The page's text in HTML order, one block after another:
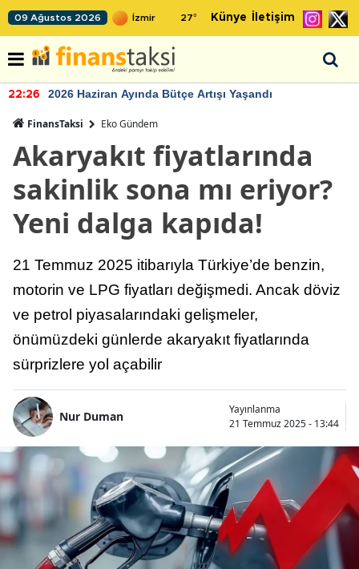
09 Ağustos 2026 27° Künye İletişim
22:26 2026 Haziran Ayında Bütçe Artışı Yaşandı
FinansTaksi Eko Gündem
Akaryakıt fiyatlarında
sakinlik sona mı eriyor?
Yeni dalga kapıda!
21 Temmuz 2025 itibarıyla Türkiye’de benzin,
motorin ve LPG fiyatları değişmedi. Ancak döviz
ve petrol piyasalarındaki gelişmeler,
önümüzdeki günlerde akaryakıt fiyatlarında
sürprizlere yol açabilir
Nur Duman
Yayınlanma
21 Temmuz 2025 - 13:44